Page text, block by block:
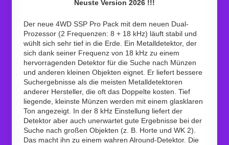
Neuste Version 2026 !!!
Der neue 4WD SSP Pro Pack mit dem neuen Dual-
Prozessor (2 Frequenzen: 8 + 18 kHz) läuft stabil und
wühlt sich sehr tief in die Erde. Ein Metalldetektor, der
sich dank seiner Frequenz von 18 kHz zu einem
hervorragenden Detektor für die Suche nach Münzen
und anderen kleinen Objekten eignet. Er liefert bessere
Suchergebnisse als die meisten Metalldetektoren
anderer Hersteller, die oft das Doppelte kosten. Tief
liegende, kleinste Münzen werden mit einem glasklaren
Ton angezeigt. In der 8 kHz Einstellung liefert der
Detektor aber auch unerwartet gute Ergebnisse bei der
Suche nach großen Objekten (z. B. Horte und WK 2).
Das macht ihn zu einem wahren Alround-Detektor. Die